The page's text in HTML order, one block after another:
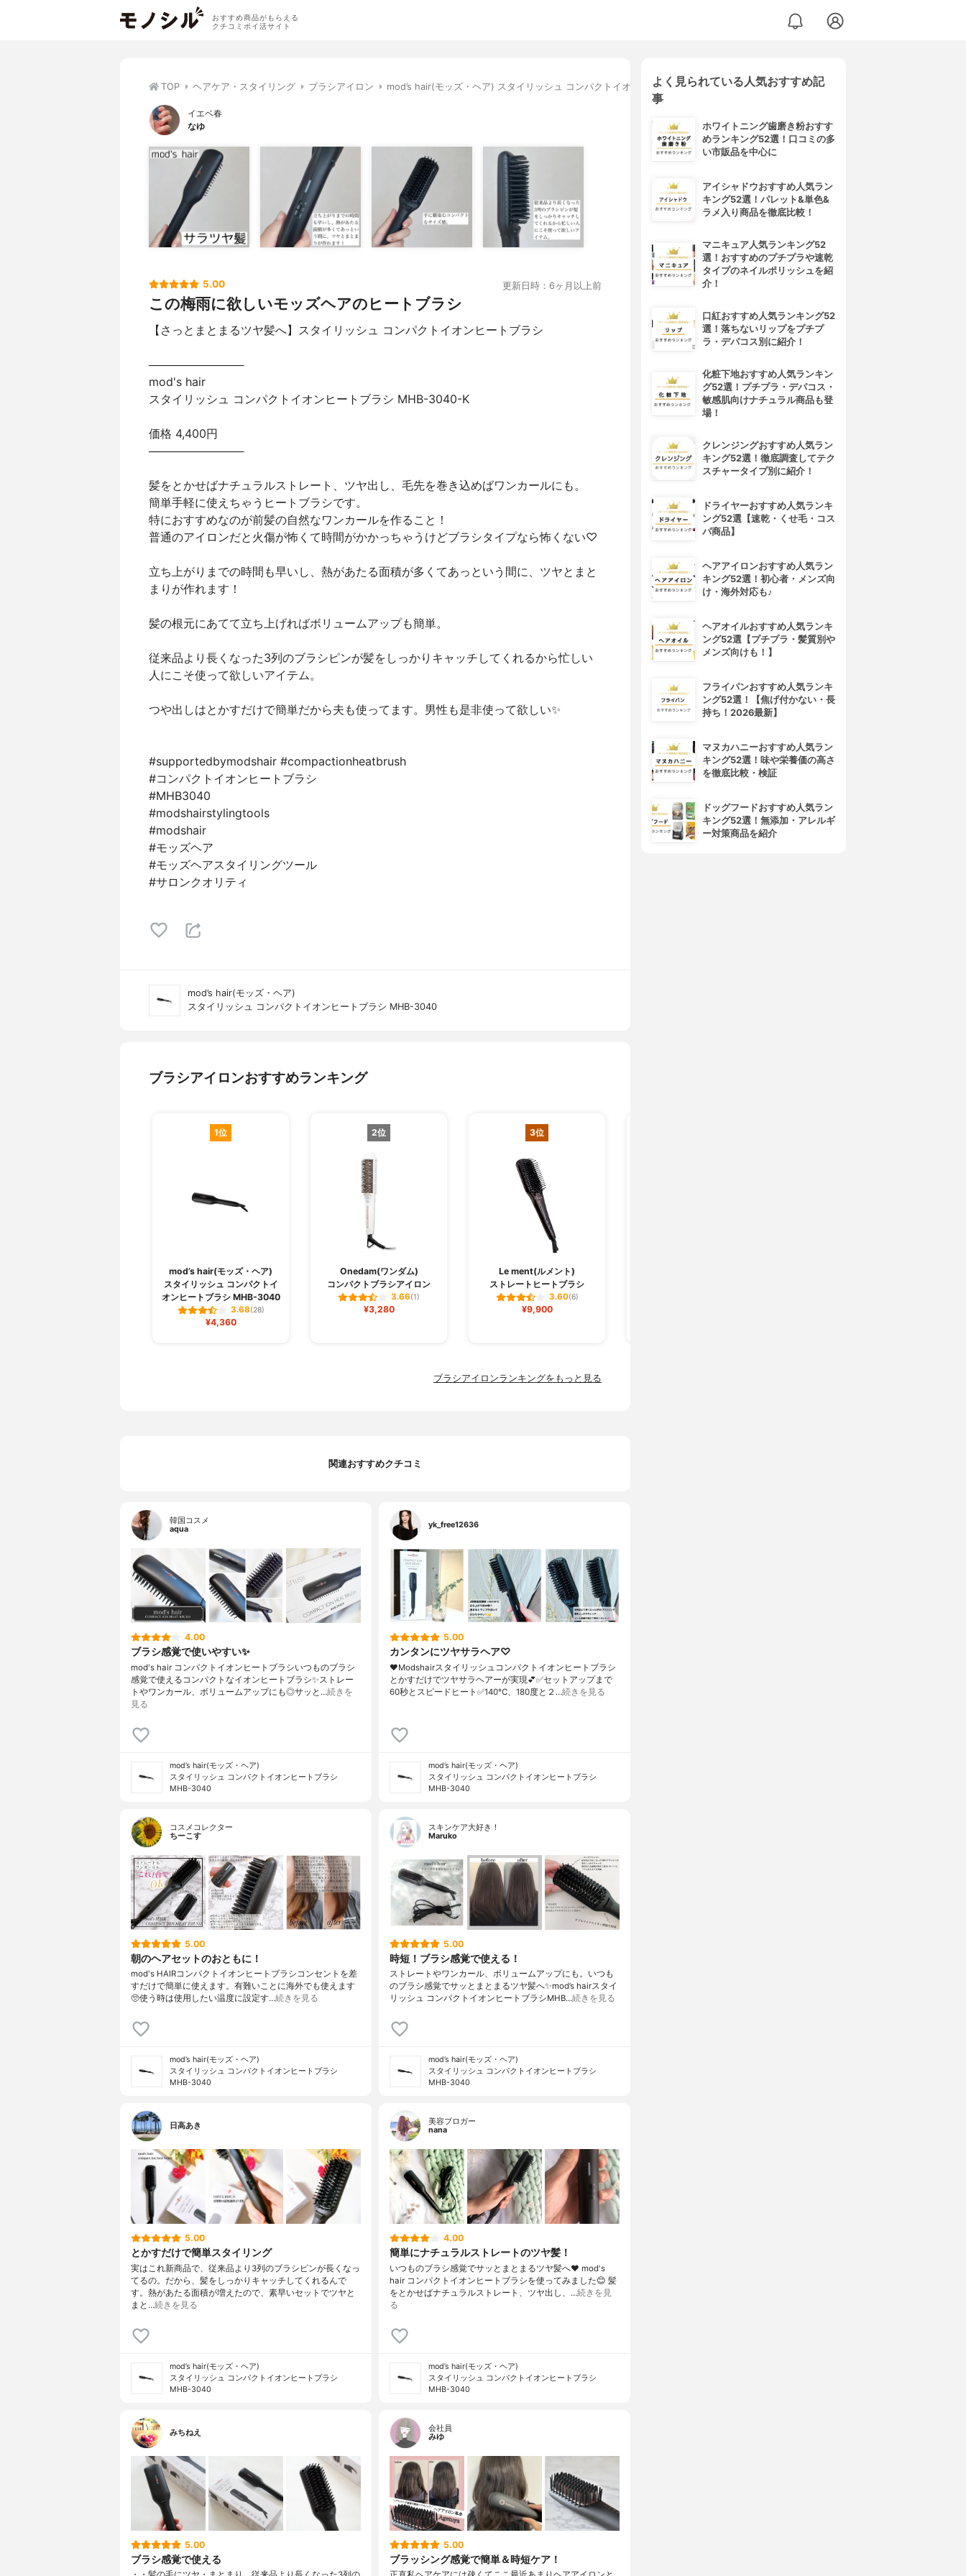
おすすめ商品がもらえる
クチコミポイ活サイト
TOP ヘアケア・スタイリング ブラシアイロン mod’s hair(モッズ・ヘア) スタイリッシュ コンパクトイオンヒートブラシ MHB-3040
イエベ春
なゆ
5.00 更新日時：6ヶ月以上前
この梅雨に欲しいモッズヘアのヒートブラシ
【さっとまとまるツヤ髪へ】スタイリッシュ コンパクトイオンヒートブラシ
────────────
mod's hair
スタイリッシュ コンパクトイオンヒートブラシ MHB-3040-K
価格 4,400円
────────────
髪をとかせばナチュラルストレート、ツヤ出し、毛先を巻き込めばワンカールにも。
簡単手軽に使えちゃうヒートブラシです。
特におすすめなのが前髪の自然なワンカールを作ること！
普通のアイロンだと火傷が怖くて時間がかかっちゃうけどブラシタイプなら怖くない♡
立ち上がりまでの時間も早いし、熱があたる面積が多くてあっという間に、ツヤとまと
まりが作れます！
髪の根元にあてて立ち上げればボリュームアップも簡単。
従来品より長くなった3列のブラシピンが髪をしっかりキャッチしてくれるから忙しい
人にこそ使って欲しいアイテム。
つや出しはとかすだけで簡単だから夫も使ってます。男性も是非使って欲しい✨
#supportedbymodshair #compactionheatbrush
#コンパクトイオンヒートブラシ
#MHB3040
#modshairstylingtools
#modshair
#モッズヘア
#モッズヘアスタイリングツール
#サロンクオリティ
mod’s hair(モッズ・ヘア)
スタイリッシュ コンパクトイオンヒートブラシ MHB-3040
ブラシアイロンおすすめランキング
1位
mod’s hair(モッズ・ヘア)
スタイリッシュ コンパクトイ
オンヒートブラシ MHB-3040
3.68(28)
¥4,360
2位
Onedam(ワンダム)
コンパクトブラシアイロン
3.66(1)
¥3,280
3位
Le ment(ルメント)
ストレートヒートブラシ
3.60(6)
¥9,900
ブラシアイロンランキングをもっと見る
関連おすすめクチコミ
韓国コスメ
aqua
4.00
ブラシ感覚で使いやすい✨
mod's hair コンパクトイオンヒートブラシいつものブラシ
感覚で使えるコンパクトなイオンヒートブラシ✨ストレー
トやワンカール、ボリュームアップにも◎サッと…続きを
見る
mod’s hair(モッズ・ヘア)
スタイリッシュ コンパクトイオンヒートブラシ
MHB-3040
yk_free12636
5.00
カンタンにツヤサラヘア♡
❤︎Modshairスタイリッシュコンパクトイオンヒートブラシ
とかすだけでツヤサラヘアーが実現💕✅セットアップまで
60秒とスピードヒート✅140℃、180度と２…続きを見る
mod’s hair(モッズ・ヘア)
スタイリッシュ コンパクトイオンヒートブラシ
MHB-3040
コスメコレクター
ちーこす
5.00
朝のヘアセットのおともに！
⁡⁡⁡⁡mod's HAIRコンパクトイオンヒートブラシ⁡⁡コンセントを差
すだけで簡単に使えます。有難いことに海外でも使えます
🥺⁡使う時は使用したい温度に設定す…続きを見る
mod’s hair(モッズ・ヘア)
スタイリッシュ コンパクトイオンヒートブラシ
MHB-3040
スキンケア大好き！
Maruko
5.00
時短！ブラシ感覚で使える！
ストレートやワンカール、ボリュームアップにも。いつも
のブラシ感覚でサッとまとまるツヤ髪へ✨mod’s hairスタイ
リッシュ コンパクトイオンヒートブラシMHB…続きを見る
mod’s hair(モッズ・ヘア)
スタイリッシュ コンパクトイオンヒートブラシ
MHB-3040
日高あき
5.00
とかすだけで簡単スタイリング
実はこれ新商品で、従来品より3列のブラシピンが長くなっ
てるの。だから、髪をしっかりキャッチしてくれるんで
す。熱があたる面積が増えたので、素早いセットでツヤと
まと…続きを見る
mod’s hair(モッズ・ヘア)
スタイリッシュ コンパクトイオンヒートブラシ
MHB-3040
美容ブロガー
nana
4.00
簡単にナチュラルストレートのツヤ髪！
いつものブラシ感覚でサッとまとまるツヤ髪へ❤ mod's
hair コンパクトイオンヒートブラシを使ってみました😊 髪
をとかせばナチュラルストレート、ツヤ出し、…続きを見
る
mod’s hair(モッズ・ヘア)
スタイリッシュ コンパクトイオンヒートブラシ
MHB-3040
みちねえ
5.00
ブラシ感覚で使える
会社員
みゆ
5.00
ブラッシング感覚で簡単＆時短ケア！
よく見られている人気おすすめ記
事
ホワイトニング歯磨き粉おすす
めランキング52選！口コミの多
い市販品を中心に
アイシャドウおすすめ人気ラン
キング52選！パレット&単色&
ラメ入り商品を徹底比較！
マニキュア人気ランキング52
選！おすすめのプチプラや速乾
タイプのネイルポリッシュを紹
介！
口紅おすすめ人気ランキング52
選！落ちないリップをプチプ
ラ・デパコス別に紹介！
化粧下地おすすめ人気ランキン
グ52選！プチプラ・デパコス・
敏感肌向けナチュラル商品も登
場！
クレンジングおすすめ人気ラン
キング52選！徹底調査してテク
スチャータイプ別に紹介！
ドライヤーおすすめ人気ランキ
ング52選【速乾・くせ毛・コス
パ商品】
ヘアアイロンおすすめ人気ラン
キング52選！初心者・メンズ向
け・海外対応も♪
ヘアオイルおすすめ人気ランキ
ング52選【プチプラ・髪質別や
メンズ向けも！】
フライパンおすすめ人気ランキ
ング52選！【焦げ付かない・長
持ち！2026最新】
マヌカハニーおすすめ人気ラン
キング52選！味や栄養価の高さ
を徹底比較・検証
ドッグフードおすすめ人気ラン
キング52選！無添加・アレルギ
ー対策商品を紹介